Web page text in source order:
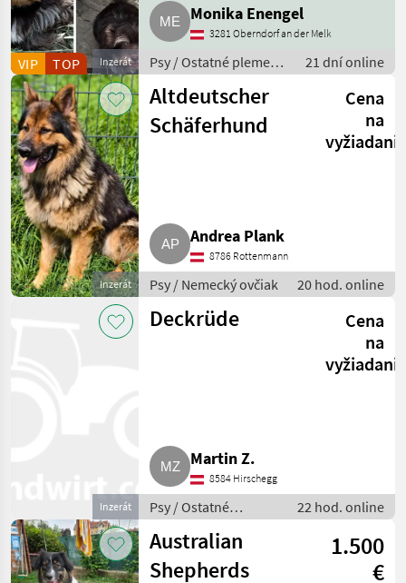
Inzerát
VIP TOP
Monika Enengel
3281 Oberndorf an der Melk
Psy / Ostatné plemená
psov
21 dní online
Inzerát
Altdeutscher
Schäferhund
Cena
na
Andrea Plank
8786 Rottenmann
Psy / Nemecký ovčiak 20 hod. online
Inzerát
Deckrüde
Cena
na
Martin Z.
8584 Hirschegg
Psy / Ostatné
plemená psov
22 hod. online
Australian
Shepherds
1.500
€